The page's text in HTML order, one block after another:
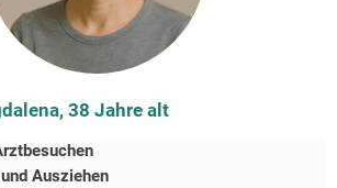
38 Jahre alt
Ausziehen